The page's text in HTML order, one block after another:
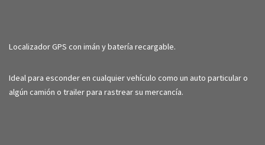
Localizador GPS con imán y batería recargable.
Ideal para esconder en cualquier vehículo como un auto particular o
algún camión o trailer para rastrear su mercancía.